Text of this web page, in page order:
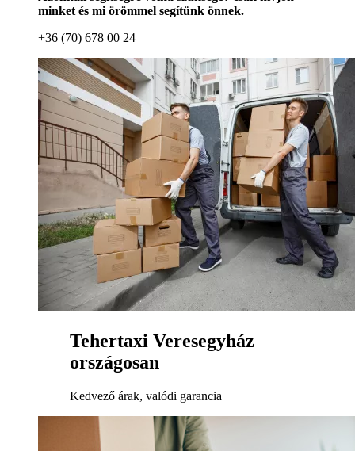
minket és mi örömmel segítünk önnek.
+36 (70) 678 00 24
Tehertaxi Veresegyház
országosan
Kedvező árak, valódi garancia